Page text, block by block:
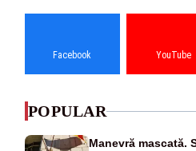
Facebook YouTube
POPULAR
Manevră mascată.